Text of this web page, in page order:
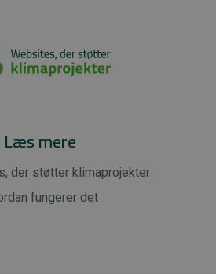
Læs mere
der støtter klimaprojekter
fungerer det